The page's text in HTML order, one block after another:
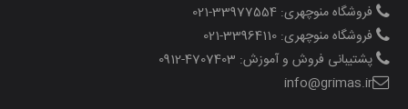
فروشگاه منوچهری: 33977554-021
فروشگاه منوچهری: 33964110-021
پشتیبانی فروش و آموزش: 4707403-0912
info@grimas.ir